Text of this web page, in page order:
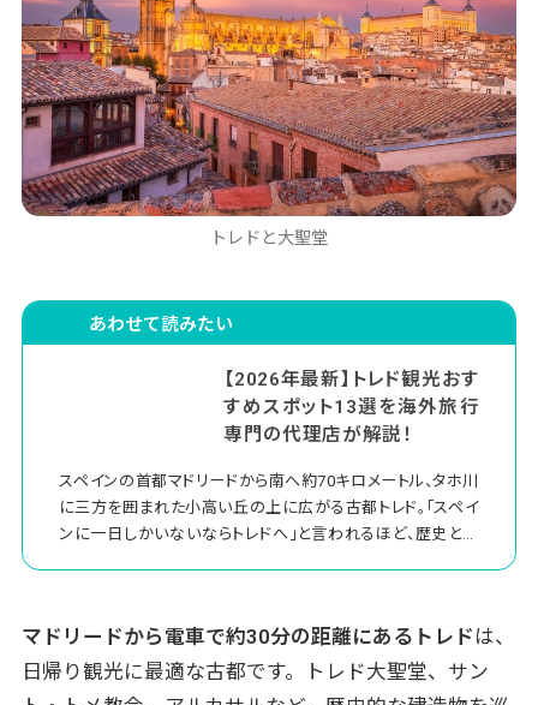
トレドと大聖堂
あわせて読みたい
【2026年最新】トレド観光おす
すめスポット13選を海外旅行
専門の代理店が解説！
スペインの首都マドリードから南へ約70キロメートル、タホ川
に三方を囲まれた小高い丘の上に広がる古都トレド。「スペイ
ンに一日しかいないならトレドへ」と言われるほど、歴史と文
スラム教・ユダヤ教の三つの文化が共存した「三文化の都市」
として世界的に知られています。
マドリードから電車で約30分の距離にあるトレド は、
日帰り観光に最適な古都です。トレド大聖堂、サン